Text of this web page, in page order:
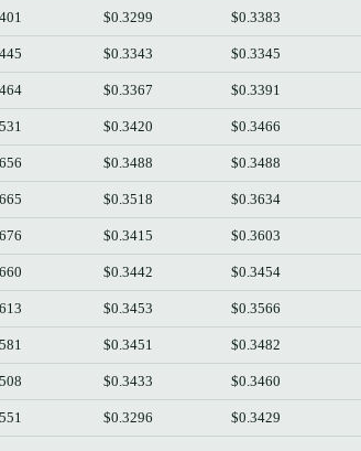
$0.3299 $0.3383
$0.3343 $0.3345
$0.3367 $0.3391
$0.3420 $0.3466
$0.3488 $0.3488
$0.3518 $0.3634
$0.3415 $0.3603
$0.3442 $0.3454
$0.3453 $0.3566
$0.3451 $0.3482
$0.3433 $0.3460
$0.3296 $0.3429